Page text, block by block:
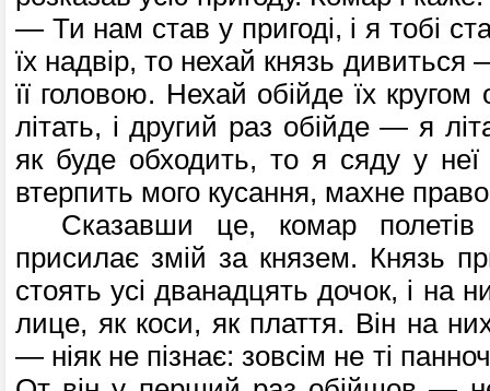
— Ти нам став у пригоді, і я тобі
їх надвір, то нехай князь дивиться
її головою. Нехай обійде їх
літать, і другий раз обійде — я
як буде обходить, то я сяду у неї
втерпить мого кусання, махне
Сказавши це, комар полетів
присилає змій за князем. Князь
стоять усі дванадцять дочок, і на
лице, як коси, як плаття. Він на
— ніяк не пізнає: зовсім не ті